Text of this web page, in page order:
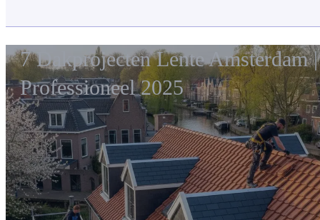
7 Dakprojecten Lente Amsterdam |
Professioneel 2025